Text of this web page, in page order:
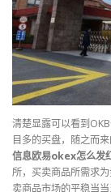
清楚显露可以看到
目多的买盘，随之而
信息欧易okex怎么发
所，买卖商品所需求
卖商品市场的平稳当